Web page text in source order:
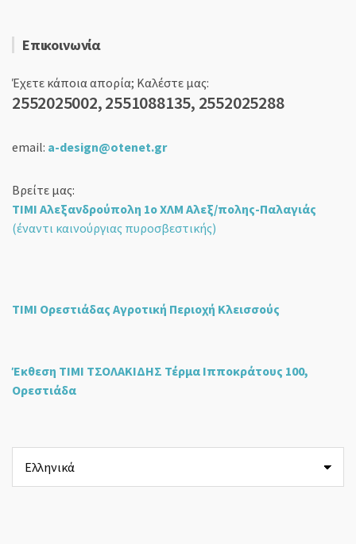
Επικοινωνία
Έχετε κάποια απορία; Καλέστε μας:
2552025002, 2551088135, 2552025288
email: a-design@otenet.gr
Βρείτε μας:
ΤΙΜΙ Αλεξανδρούπολη 1ο ΧΛΜ Αλεξ/πολης-Παλαγιάς
(έναντι καινούργιας πυροσβεστικής)
ΤΙΜΙ Ορεστιάδας Αγροτική Περιοχή Κλεισσούς
Έκθεση ΤΙΜΙ ΤΣΟΛΑΚΙΔΗΣ Τέρμα Ιπποκράτους 100,
Ορεστιάδα
μια
γλώσσα